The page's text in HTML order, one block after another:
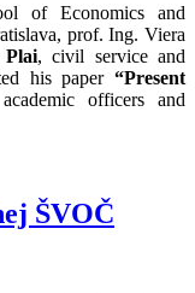
of Economics and
prof. Ing. Viera
, civil service and
his paper “Present
officers and
ŠVOČ